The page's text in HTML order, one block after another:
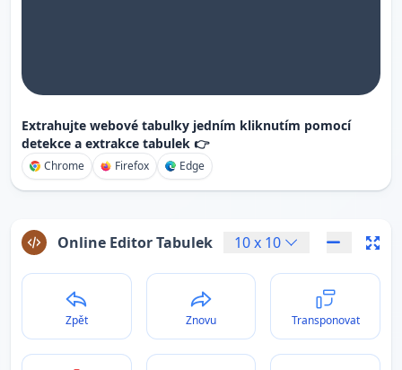
Extrahujte webové tabulky jedním kliknutím pomocí
detekce a extrakce tabulek 👉
Chrome Firefox Edge
Online Editor Tabulek 10x 10
Zpět Znovu Transponovat